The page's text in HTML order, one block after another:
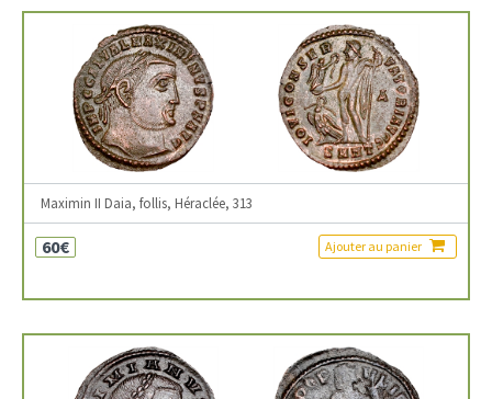
Maximin II Daia, follis, Héraclée, 313
60€ Ajouter au panier